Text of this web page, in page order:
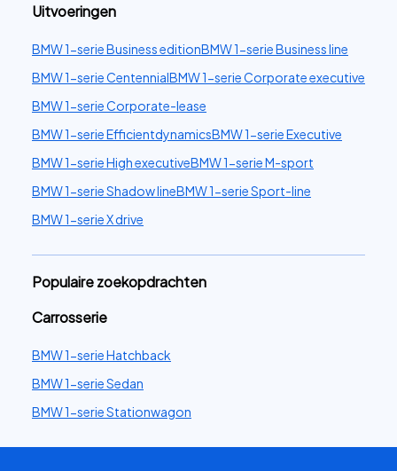
Uitvoeringen
BMW 1-serie Business editionBMW 1-serie Business line
BMW 1-serie CentennialBMW 1-serie Corporate executive
BMW 1-serie Corporate-lease
BMW 1-serie EfficientdynamicsBMW 1-serie Executive
BMW 1-serie High executiveBMW 1-serie M-sport
BMW 1-serie Shadow lineBMW 1-serie Sport-line
BMW 1-serie X drive
Populaire zoekopdrachten
Carrosserie
BMW 1-serie Hatchback
BMW 1-serie Sedan
BMW 1-serie Stationwagon